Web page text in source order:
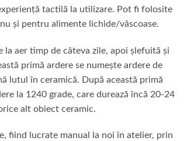
tactilă la utilizare. Pot fi folosite
și pentru alimente lichide/vâscoase.
la aer timp de câteva zile, apoi șlefuită și
primă ardere se numește ardere de
lutul în ceramică. După această primă
la 1240 grade, care durează încă 20-24
alt obiect ceramic.
fiind lucrate manual la noi în atelier, prin